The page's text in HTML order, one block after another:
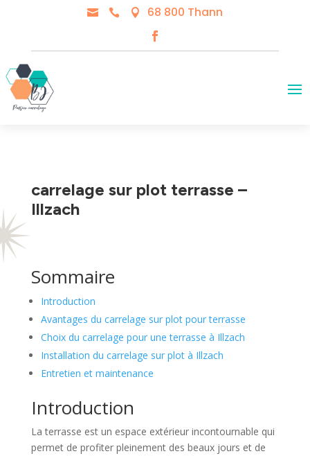
   68 800 Thann
carrelage sur plot terrasse –
Illzach
Sommaire
Introduction
Avantages du carrelage sur plot pour terrasse
Choix du carrelage pour une terrasse à Illzach
Installation du carrelage sur plot à Illzach
Entretien et maintenance
Introduction
La terrasse est un espace extérieur incontournable qui
permet de profiter pleinement des beaux jours et de